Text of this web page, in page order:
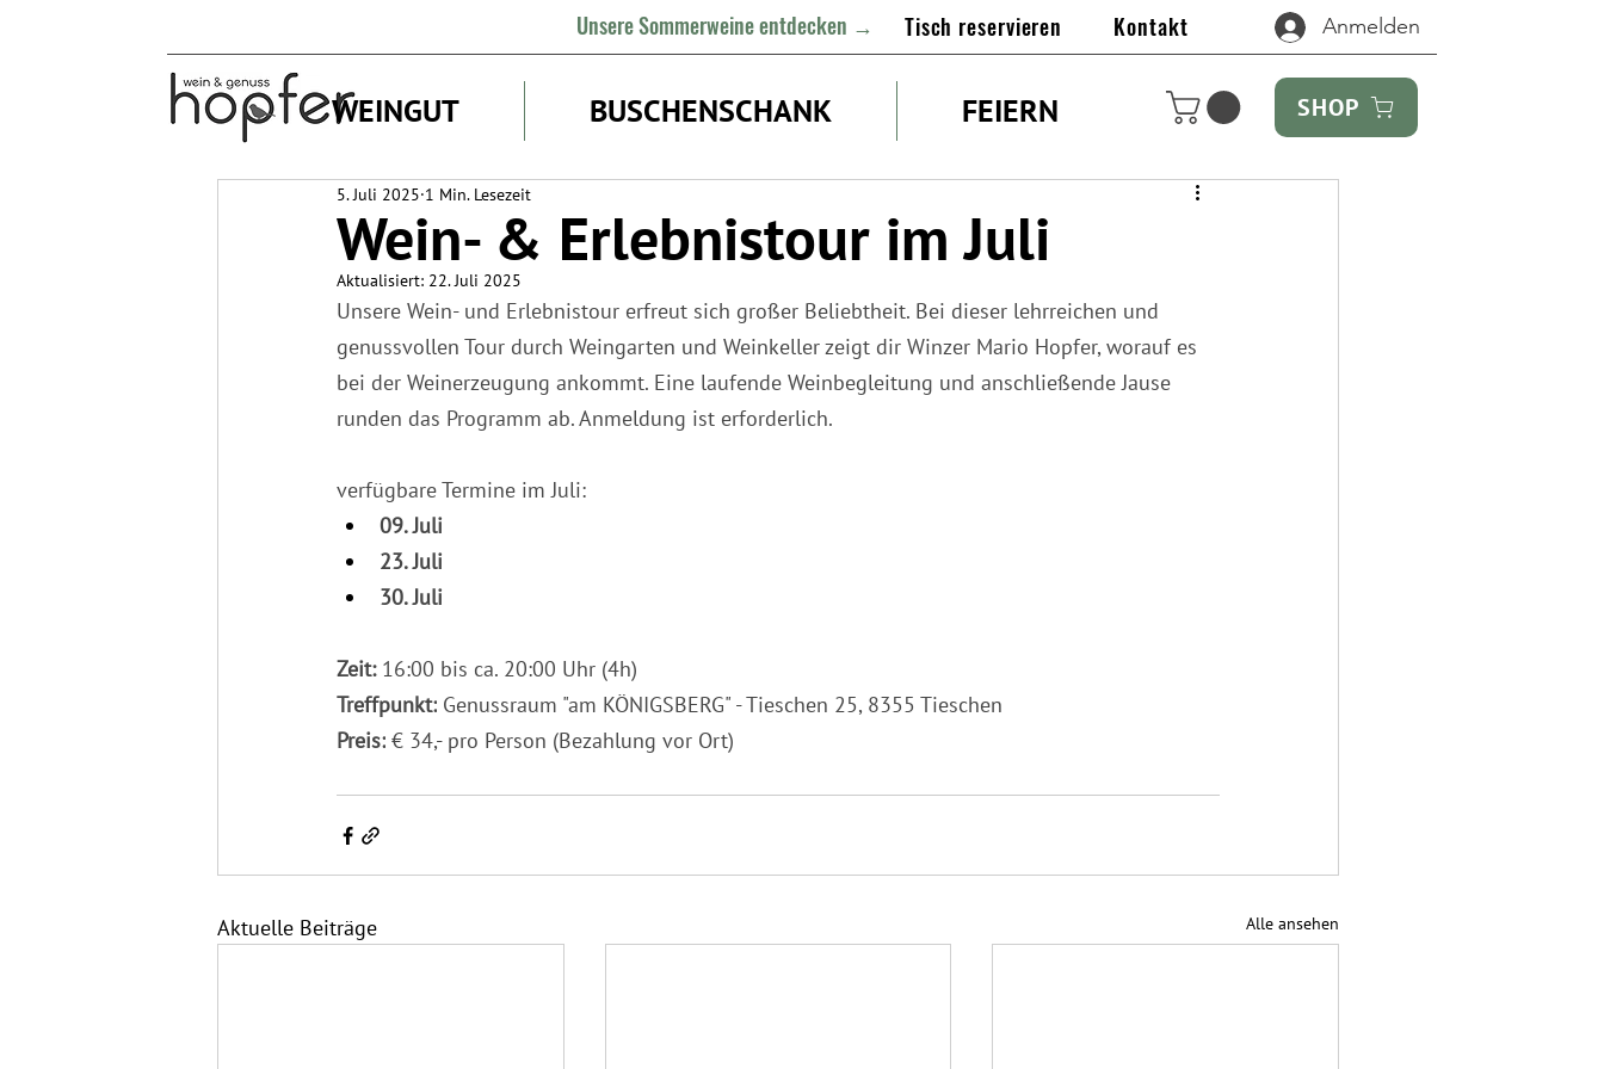
Unsere Sommerweine entdecken → Anmelden
Tisch reservieren Kontakt
WEINGUT BUSCHENSCHANK FEIERN SHOP
Wein- & Erlebnistour im Juli
5. Juli 2025 1 Min. Lesezeit
Aktualisiert: 22. Juli 2025
Unsere Wein- und Erlebnistour erfreut sich großer Beliebtheit. Bei dieser lehrreichen und
genussvollen Tour durch Weingarten und Weinkeller zeigt dir Winzer Mario Hopfer, worauf es
bei der Weinerzeugung ankommt. Eine laufende Weinbegleitung und anschließende Jause
runden das Programm ab. Anmeldung ist erforderlich.
verfügbare Termine im Juli:
09. Juli
23. Juli
30. Juli
Zeit: 16:00 bis ca. 20:00 Uhr (4h)
Treffpunkt: Genussraum "am KÖNIGSBERG" - Tieschen 25, 8355 Tieschen
Preis: € 34,- pro Person (Bezahlung vor Ort)
Aktuelle Beiträge Alle ansehen